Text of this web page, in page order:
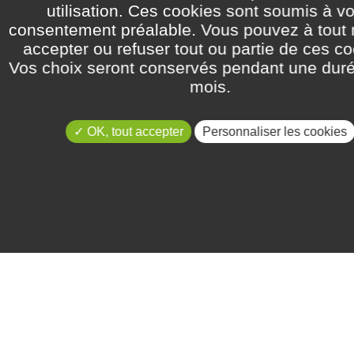
ailleurs, selon les indications ciblées,éligible au statut de
une exclusivité commerciale de 7 à 10 ans à partir de l'autorisation
utilisation. Ces cookies sont soumis à
consentement préalable. Vous pouvez à tout
accepter ou refuser tout ou partie de ces
Vos choix seront conservés pendant une
mois.
OK, tout accepter Personnaliser les cookies